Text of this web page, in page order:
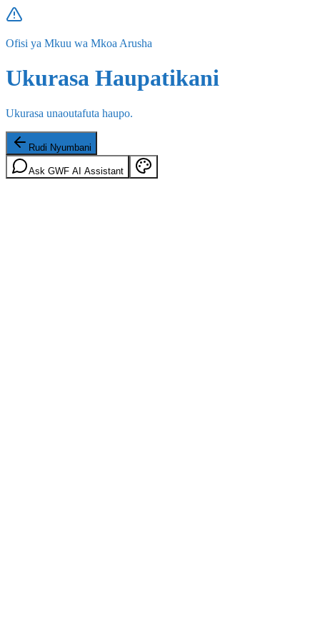
Ofisi ya Mkuu wa Mkoa Arusha
Ukurasa Haupatikani
Ukurasa unaoutafuta haupo.
Rudi Nyumbani
Ask GWF AI Assistant